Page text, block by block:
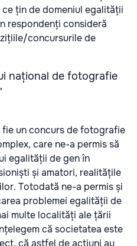
țin de domeniul egalității
respondenți consideră
concursurile de
fie un concurs de fotografie
care ne-a permis să
egalității de gen în
și amatori, realitățile
Totodată ne-a permis și
problemei egalității de
multe localități ale țării
că societatea este
că astfel de acțiuni au